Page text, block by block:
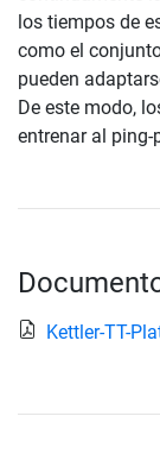
los tiempos de
como el
pueden
De este modo,
entrenar al ping-
Kettler-TT-